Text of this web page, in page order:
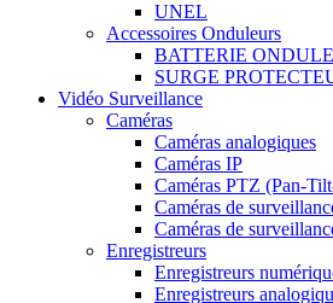
UNEL
Accessoires Onduleurs
BATTERIE
SURGE
Vidéo Surveillance
Caméras
Caméras analogiques
Caméras IP
Caméras PTZ (Pan-
Caméras de
Caméras de
Enregistreurs
Enregistreurs
Enregistreurs